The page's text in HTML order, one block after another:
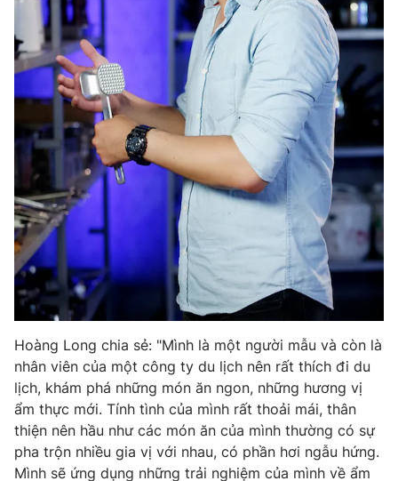
Hoàng Long chia sẻ: "Mình là một người mẫu và còn là
nhân viên của một công ty du lịch nên rất thích đi du
lịch, khám phá những món ăn ngon, những hương vị
ẩm thực mới. Tính tình của mình rất thoải mái, thân
thiện nên hầu như các món ăn của mình thường có sự
pha trộn nhiều gia vị với nhau, có phần hơi ngẫu hứng.
Mình sẽ ứng dụng những trải nghiệm của mình về ẩm